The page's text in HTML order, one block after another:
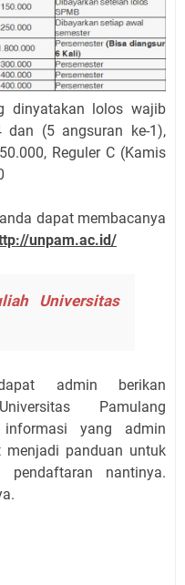
dinyatakan lolos wajib
(5 angsuran ke-1),
Reguler C (Kamis
dapat membacanya
unpam.ac.id/
Universitas
admin berikan
Pamulang
yang admin
panduan untuk
nantinya.